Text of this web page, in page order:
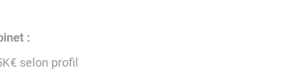
:
selon profil